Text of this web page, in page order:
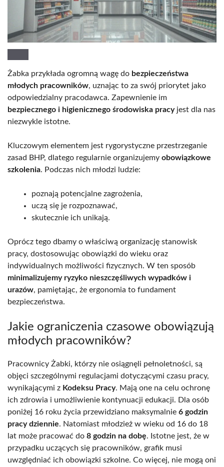
Żabka przykłada ogromną wagę do bezpieczeństwa
młodych pracowników, uznając to za swój priorytet jako
odpowiedzialny pracodawca. Zapewnienie im
bezpiecznego i higienicznego środowiska pracyjest dla nas
niezwykle istotne.
Kluczowym elementem jest rygorystyczne przestrzeganie
zasad BHP, dlatego regularnie organizujemy obowiązkowe
szkolenia. Podczas nich młodzi ludzie:
poznają potencjalne zagrożenia,
uczą się je rozpoznawać,
skutecznie ich unikają.
Oprócz tego dbamy o właściwą organizację stanowisk
pracy, dostosowując obowiązki do wieku oraz
indywidualnych możliwości fizycznych. W ten sposób
minimalizujemy ryzyko nieszczęśliwych wypadków i
urazów, pamiętając, że ergonomia to fundament
bezpieczeństwa.
Jakie ograniczenia czasowe obowiązują
młodych pracowników?
Pracownicy Żabki, którzy nie osiągnęli pełnoletności, są
objęci szczególnymi regulacjami dotyczącymi czasu pracy,
wynikającymi z Kodeksu Pracy. Mają one na celu ochronę
ich zdrowia i umożliwienie kontynuacji edukacji. Dla osób
poniżej 16 roku życia przewidziano maksymalnie 6 godzin
pracy dziennie. Natomiast młodzież w wieku od 16 do 18
lat może pracować do 8 godzin na dobę. Istotne jest, że w
przypadku uczących się pracowników, grafik musi
uwzględniać ich obowiązki szkolne. Co więcej, nie mogą oni